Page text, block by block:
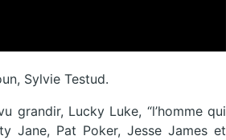
Sylvie Testud.
grandir, Lucky Luke, “l’homme qui
Jane, Pat Poker, Jesse James et